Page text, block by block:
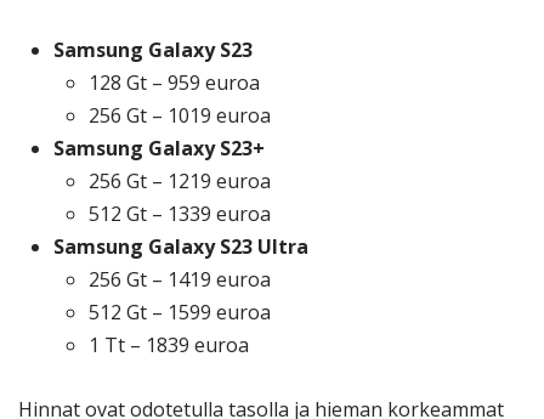
Samsung Galaxy S23
128 Gt – 959 euroa
256 Gt – 1019 euroa
Samsung Galaxy S23+
256 Gt – 1219 euroa
512 Gt – 1339 euroa
Samsung Galaxy S23 Ultra
256 Gt – 1419 euroa
512 Gt – 1599 euroa
1 Tt – 1839 euroa
Hinnat ovat odotetulla tasolla ja hieman korkeammat